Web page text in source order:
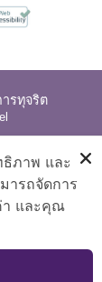
รทุจริต
บายเว็บไซต์
|
TOP
ธิภาพ และ
ารถจัดการ
า และคุณ